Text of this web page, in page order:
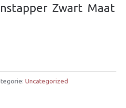
 Zwart  Maat
Uncategorized